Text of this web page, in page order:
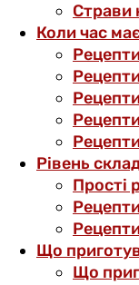
Страви
Коли час
Рівень
Прості
Що
Що